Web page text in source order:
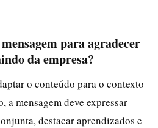
para agradecer
da empresa?
o conteúdo para o contexto
a mensagem deve expressar
destacar aprendizados e